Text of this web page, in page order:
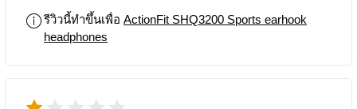
they're excellent for this purpose.
รีวิวนี้ทำขึ้นเพื่อ ActionFit SHQ3200 Sports earhook
headphones